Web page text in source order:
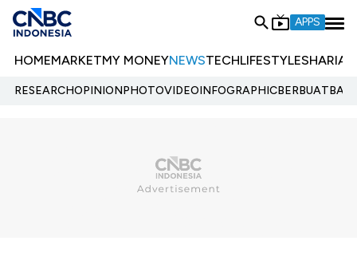
APPS
HOMEMARKETMY MONEYNEWSTECHLIFESTYLESHARIA
RESEARCHOPINIONPHOTOVIDEOINFOGRAPHIC